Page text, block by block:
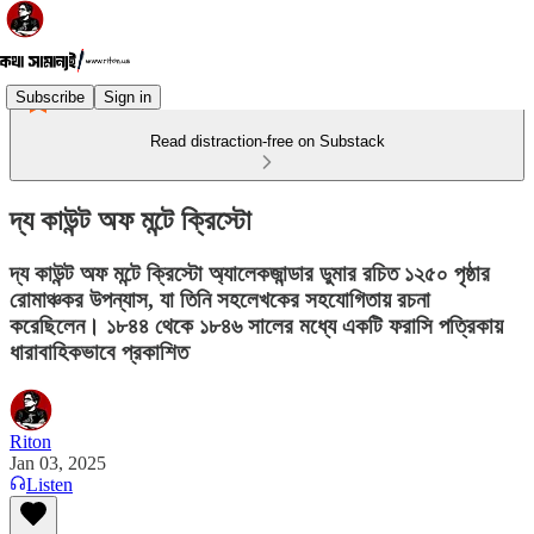
Subscribe Sign in
Read distraction-free on Substack
দ্য কাউন্ট অফ মন্টে ক্রিস্টো
দ্য কাউন্ট অফ মন্টে ক্রিস্টো অ্যালেকজান্ডার ডুমার রচিত ১২৫০ পৃষ্ঠার
রোমাঞ্চকর উপন্যাস, যা তিনি সহলেখকের সহযোগিতায় রচনা
করেছিলেন। ১৮৪৪ থেকে ১৮৪৬ সালের মধ্যে একটি ফরাসি পত্রিকায়
ধারাবাহিকভাবে প্রকাশিত
Riton
Jan 03, 2025
Listen